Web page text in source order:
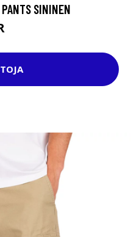
SININEN